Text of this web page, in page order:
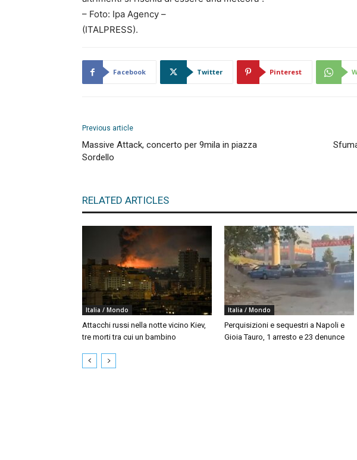
– Foto: Ipa Agency –
(ITALPRESS).
Facebook Twitter Pinterest
Previous article
Massive Attack, concerto per 9mila in piazza
Sordello
RELATED ARTICLES
Italia / Mondo
Attacchi russi nella notte vicino Kiev,
tre morti tra cui un bambino
Italia / Mondo
Perquisizioni e sequestri a Napoli e
Gioia Tauro, 1 arresto e 23 denunce